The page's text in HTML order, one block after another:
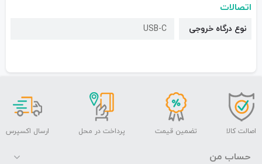
اتصالات
نوع درگاه خروجی USB-C
اصالت کالا تضمین قیمت پرداخت در محل ارسال اکسپرس
حساب من